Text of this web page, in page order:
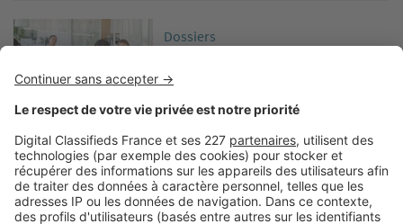
Image
Dossiers
bien-être en entreprise
Image
Dossiers
Comment optimiser l’espace dans
des bureaux de petite surface ?